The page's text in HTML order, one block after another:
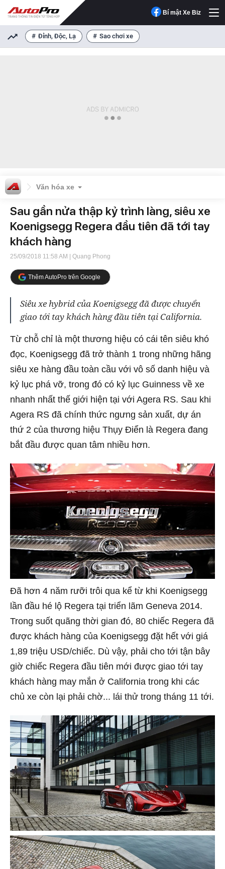
Bí mật Xe Biz
Đỉnh, Độc, Lạ Sao chơi xe
Văn hóa xe
Sau gần nửa thập kỷ trình làng, siêu xe
Koenigsegg Regera đầu tiên đã tới tay
khách hàng
25/09/2018 11:58 AM | Quang Phong
Thêm AutoPro trên Google
Siêu xe hybrid của Koenigsegg đã được chuyển
giao tới tay khách hàng đầu tiên tại California.
Từ chỗ chỉ là một thương hiệu có cái tên siêu khó
đọc, Koenigsegg đã trở thành 1 trong những hãng
siêu xe hàng đầu toàn cầu với vô số danh hiệu và
kỷ lục phá vỡ, trong đó có kỷ lục Guinness về xe
nhanh nhất thế giới hiện tại với Agera RS. Sau khi
Agera RS đã chính thức ngưng sản xuất, dự án
thứ 2 của thương hiệu Thụy Điển là Regera đang
bắt đầu được quan tâm nhiều hơn.
Đã hơn 4 năm rưỡi trôi qua kể từ khi Koenigsegg
lần đầu hé lộ Regera tại triển lãm Geneva 2014.
Trong suốt quãng thời gian đó, 80 chiếc Regera đã
được khách hàng của Koenigsegg đặt hết với giá
1,89 triệu USD/chiếc. Dù vậy, phải cho tới tận bây
giờ chiếc Regera đầu tiên mới được giao tới tay
khách hàng may mắn ở California trong khi các
chủ xe còn lại phải chờ... lái thử trong tháng 11 tới.